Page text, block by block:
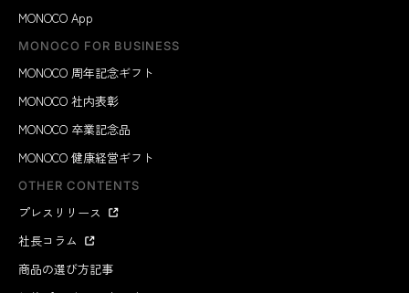
MONOCO App
MONOCO FOR BUSINESS
MONOCO 周年記念ギフト
MONOCO 社内表彰
MONOCO 卒業記念品
MONOCO 健康経営ギフト
OTHER CONTENTS
プレスリリース
社長コラム
商品の選び方記事